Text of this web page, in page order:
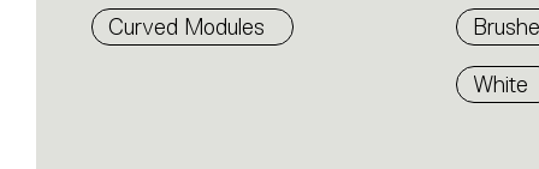
Curved Modules
White